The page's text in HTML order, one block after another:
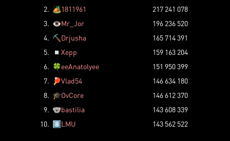
2. 🏕️1811961
217 241 078
3. 👁️Mr_Jor
196 236 520
4. ⛏️ Drjusha
165 714 391
5.
◽ Xepp
159 163 204
6. 🍀eeAnatolyee
151 950 399
7.
🏓Vlad54
146 634 180
8. 🎓OvCore
146 612 370
9. 🐨bastilia
143 608 339
10. 8️⃣LMU 143 562 522